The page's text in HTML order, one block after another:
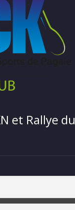
et Rallye du